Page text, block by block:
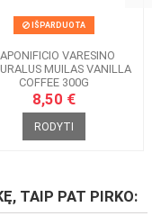
IŠPARDUOTA
VARESINO
MUILAS VANILLA
COFFEE 300G
8,50 €
RODYTI
TAIP PAT PIRKO: